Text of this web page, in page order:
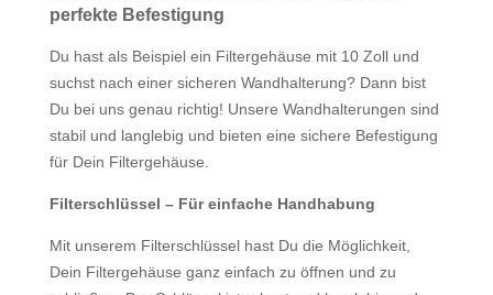
perfekte Befestigung
Du hast als Beispiel ein Filtergehäuse mit 10 Zoll und
suchst nach einer sicheren Wandhalterung? Dann bist
Du bei uns genau richtig! Unsere Wandhalterungen sind
stabil und langlebig und bieten eine sichere Befestigung
für Dein Filtergehäuse.
Filterschlüssel – Für einfache Handhabung
Mit unserem Filterschlüssel hast Du die Möglichkeit,
Dein Filtergehäuse ganz einfach zu öffnen und zu